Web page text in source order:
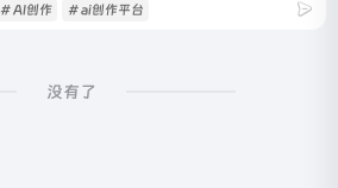
# AI创作 # ai创作平台
没有了